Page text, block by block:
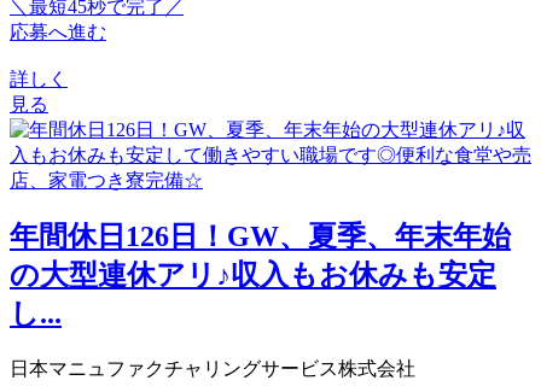
＼最短45秒で完了／
応募へ進む
詳しく
見る
年間休日126日！GW、夏季、年末年始
の大型連休アリ♪収入もお休みも安定
し...
日本マニュファクチャリングサービス株式会社